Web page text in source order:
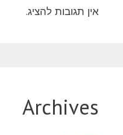
Archives
אין תגובות להציג.